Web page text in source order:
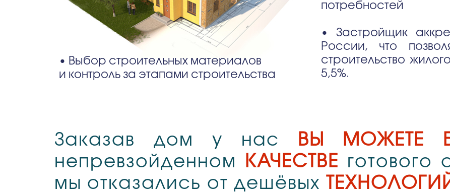
потребностей
• Застройщик
России, что
строительство
5,5%.
• Выбор строительных материалов
и контроль за этапами строительства
Заказав дом у нас
ВЫ МОЖЕТЕ
непревзойденном
КАЧЕСТВЕ готового
мы отказались от дешёвых